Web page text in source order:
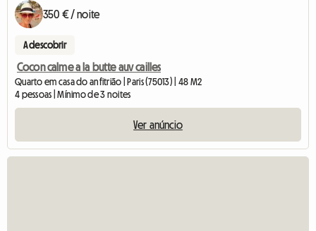
350 € / noite
A descobrir
Cocon calme a la butte auv cailles
Quarto em casa do anfitrião | Paris (75013) | 48 M2
4 pessoas | Mínimo de 3 noites
Ver anúncio